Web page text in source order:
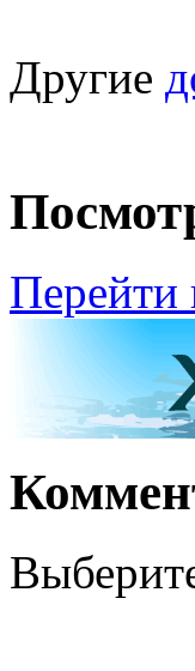
Другие
Перейти